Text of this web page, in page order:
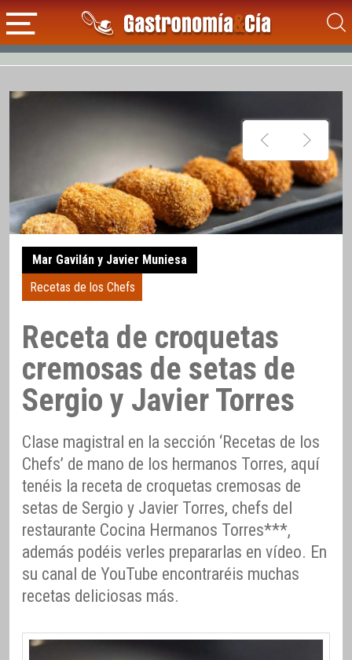
Mar Gavilán y Javier Muniesa
Recetas de los Chefs
Receta de croquetas
cremosas de setas de
Sergio y Javier Torres
Clase magistral en la sección ‘Recetas de los
Chefs’ de mano de los hermanos Torres, aquí
tenéis la receta de croquetas cremosas de
setas de Sergio y Javier Torres, chefs del
restaurante Cocina Hermanos Torres***,
además podéis verles prepararlas en vídeo. En
su canal de YouTube encontraréis muchas
recetas deliciosas más.